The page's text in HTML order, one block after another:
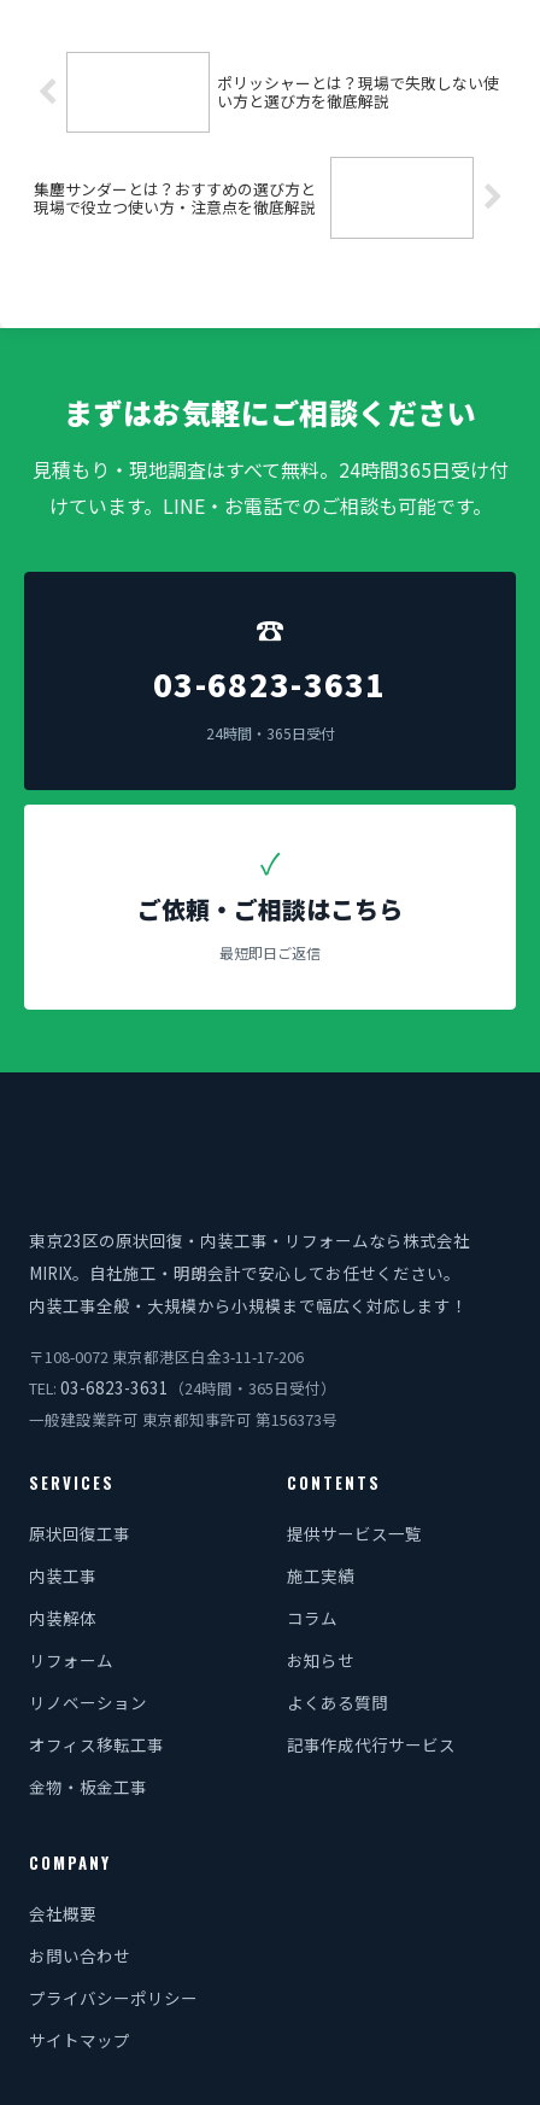
ポリッシャーとは？現場で失敗しない使
い方と選び方を徹底解説
集塵サンダーとは？おすすめの選び方と
現場で役立つ使い方・注意点を徹底解説
まずはお気軽にご相談ください
見積もり・現地調査はすべて無料。24時間365日受け付
けています。LINE・お電話でのご相談も可能です。
☎
03-6823-3631
24時間・365日受付
✓
ご依頼・ご相談はこちら
最短即日ご返信
東京23区の原状回復・内装工事・リフォームなら株式会社
MIRIX。自社施工・明朗会計で安心してお任せください。
内装工事全般・大規模から小規模まで幅広く対応します！
〒108-0072 東京都港区白金3-11-17-206
TEL: 03-6823-3631 （24時間・365日受付）
一般建設業許可 東京都知事許可 第156373号
SERVICES
原状回復工事
内装工事
内装解体
リフォーム
リノベーション
オフィス移転工事
金物・板金工事
CONTENTS
提供サービス一覧
施工実績
コラム
お知らせ
よくある質問
記事作成代行サービス
COMPANY
会社概要
お問い合わせ
プライバシーポリシー
サイトマップ